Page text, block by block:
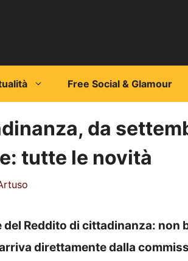
Free Social & Glamour
da
tutte le novità
Reddito di cittadinanza: non
direttamente dalla